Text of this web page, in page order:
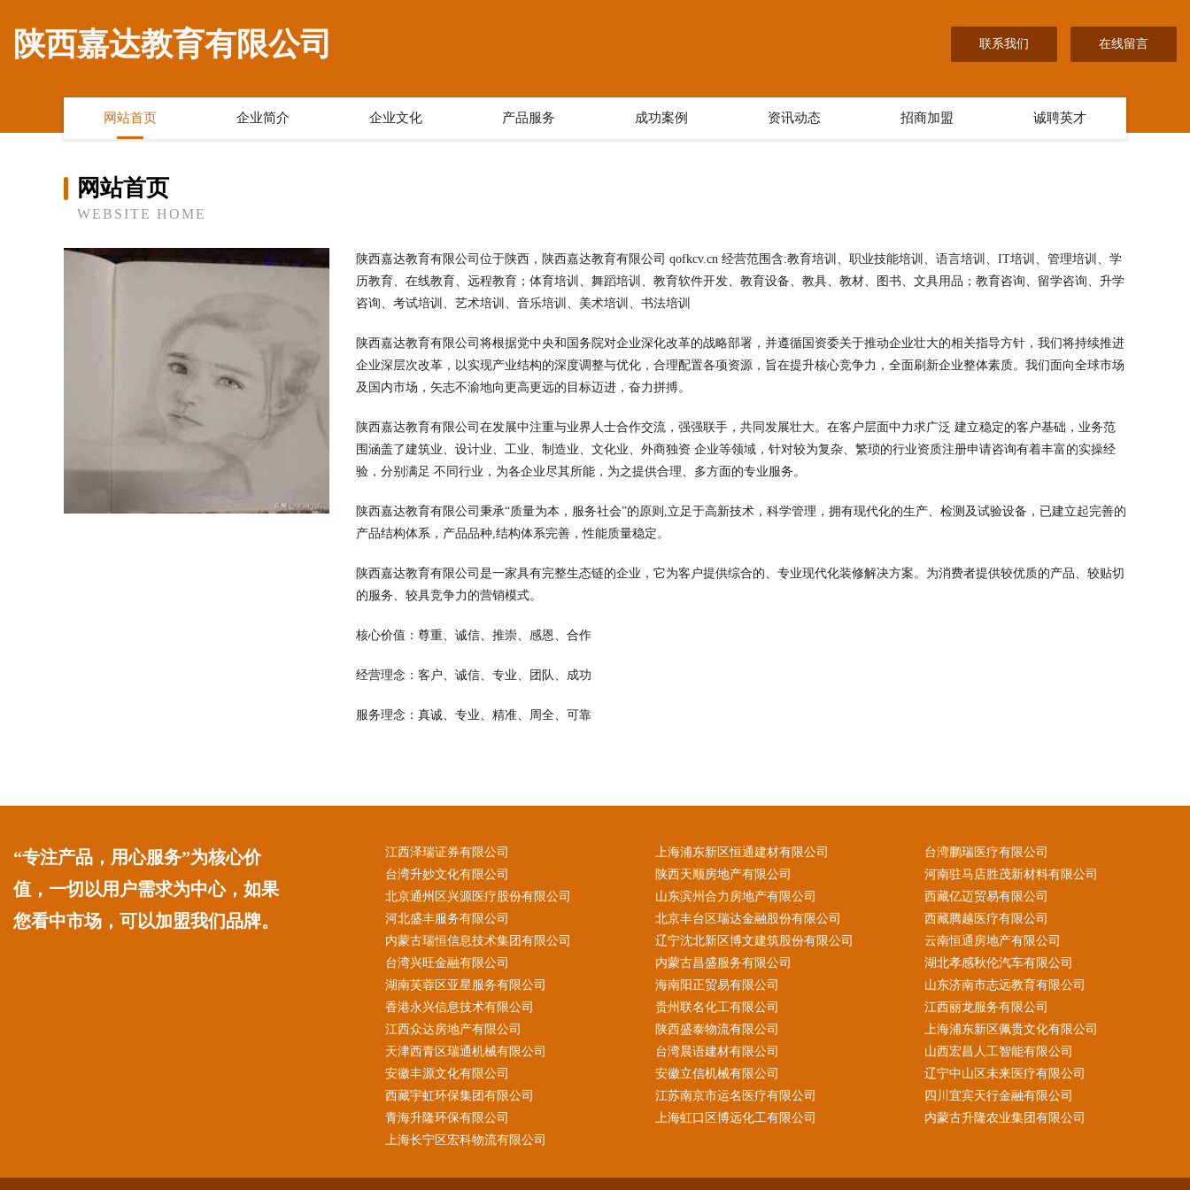
陕西嘉达教育有限公司 联系我们 在线留言
网站首页 企业简介 企业文化 产品服务 成功案例 资讯动态 招商加盟 诚聘英才
网站首页
WEBSITE HOME
陕西嘉达教育有限公司位于陕西，陕西嘉达教育有限公司 qofkcv.cn 经营范围含:教育培训、职业技能培训、语言培训、IT培训、管理培训、学
历教育、在线教育、远程教育；体育培训、舞蹈培训、教育软件开发、教育设备、教具、教材、图书、文具用品；教育咨询、留学咨询、升学
咨询、考试培训、艺术培训、音乐培训、美术培训、书法培训
陕西嘉达教育有限公司将根据党中央和国务院对企业深化改革的战略部署，并遵循国资委关于推动企业壮大的相关指导方针，我们将持续推进
企业深层次改革，以实现产业结构的深度调整与优化，合理配置各项资源，旨在提升核心竞争力，全面刷新企业整体素质。我们面向全球市场
及国内市场，矢志不渝地向更高更远的目标迈进，奋力拼搏。
陕西嘉达教育有限公司在发展中注重与业界人士合作交流，强强联手，共同发展壮大。在客户层面中力求广泛 建立稳定的客户基础，业务范
围涵盖了建筑业、设计业、工业、制造业、文化业、外商独资 企业等领域，针对较为复杂、繁琐的行业资质注册申请咨询有着丰富的实操经
验，分别满足 不同行业，为各企业尽其所能，为之提供合理、多方面的专业服务。
陕西嘉达教育有限公司秉承“质量为本，服务社会”的原则,立足于高新技术，科学管理，拥有现代化的生产、检测及试验设备，已建立起完善的
产品结构体系，产品品种,结构体系完善，性能质量稳定。
陕西嘉达教育有限公司是一家具有完整生态链的企业，它为客户提供综合的、专业现代化装修解决方案。为消费者提供较优质的产品、较贴切
的服务、较具竞争力的营销模式。
核心价值：尊重、诚信、推崇、感恩、合作
经营理念：客户、诚信、专业、团队、成功
服务理念：真诚、专业、精准、周全、可靠
“专注产品，用心服务”为核心价
值，一切以用户需求为中心，如果
您看中市场，可以加盟我们品牌。
江西泽瑞证券有限公司 上海浦东新区恒通建材有限公司
台湾鹏瑞医疗有限公司
台湾升妙文化有限公司
陕西天顺房地产有限公司
河南驻马店胜茂新材料有限公司
北京通州区兴源医疗股份有限公司
山东滨州合力房地产有限公司
西藏亿迈贸易有限公司
河北盛丰服务有限公司
北京丰台区瑞达金融股份有限公司
西藏腾越医疗有限公司
内蒙古瑞恒信息技术集团有限公司
辽宁沈北新区博文建筑股份有限公司
云南恒通房地产有限公司
台湾兴旺金融有限公司
内蒙古昌盛服务有限公司
湖北孝感秋伦汽车有限公司
湖南芙蓉区亚星服务有限公司
海南阳正贸易有限公司
山东济南市志远教育有限公司
香港永兴信息技术有限公司
贵州联名化工有限公司
江西丽龙服务有限公司
江西众达房地产有限公司
陕西盛泰物流有限公司
上海浦东新区佩贵文化有限公司
天津西青区瑞通机械有限公司
台湾晨语建材有限公司
山西宏昌人工智能有限公司
安徽丰源文化有限公司
安徽立信机械有限公司
辽宁中山区未来医疗有限公司
西藏宇虹环保集团有限公司
江苏南京市运名医疗有限公司
四川宜宾天行金融有限公司
青海升隆环保有限公司
上海虹口区博远化工有限公司
内蒙古升隆农业集团有限公司
上海长宁区宏科物流有限公司